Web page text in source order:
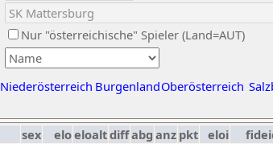
Nur "österreichische" Spieler (Land=AUT)
Niederösterreich BurgenlandOberösterreich
sex eloeloaltdiffabg anz pkt eloi